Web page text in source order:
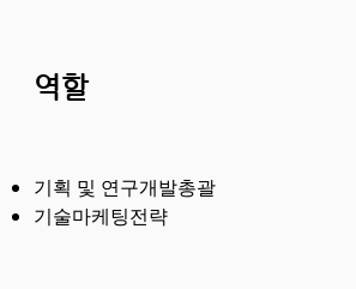
역할
기획 및 연구개발총괄
​기술마케팅전략